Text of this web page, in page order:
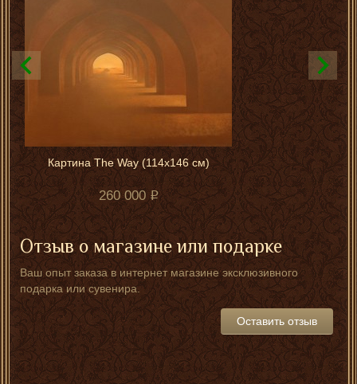
Картина The Way (114x146 см)
260 000
Отзыв о магазине или подарке
Ваш опыт заказа в интернет магазине эксклюзивного
подарка или сувенира.
Оставить отзыв